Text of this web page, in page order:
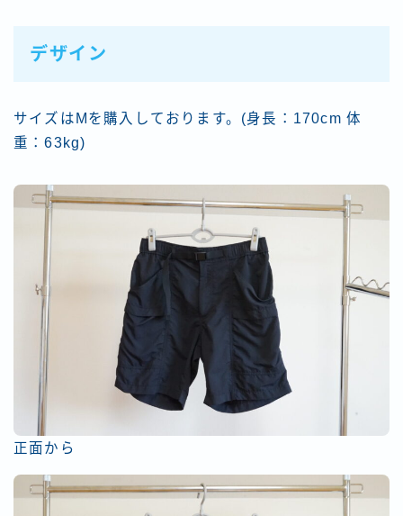
デザイン
サイズはMを購入しております。(身長：170cm 体
重：63kg)
正面から